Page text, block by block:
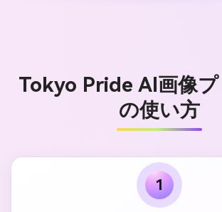
Tokyo Pride AI画像プ
の使い方
1